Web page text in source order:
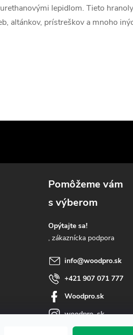
lepidlom. Tieto
altánkov, prístreškov a mnoho
Opýtajte sa!
info@woodpro.sk
+421 907 071 777
Woodpro.sk
woodpro_sk